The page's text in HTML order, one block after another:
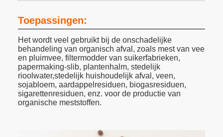
Toepassingen:
Het wordt veel gebruikt bij de onschadelijke
behandeling van organisch afval, zoals mest van vee
en pluimvee, filtermodder van suikerfabrieken,
papermaking-slib, plantenhalm, stedelijk
rioolwater,stedelijk huishoudelijk afval, veen,
sojabloem, aardappelresiduen, biogasresiduen,
sigarettenresiduen, enz. voor de productie van
organische meststoffen.